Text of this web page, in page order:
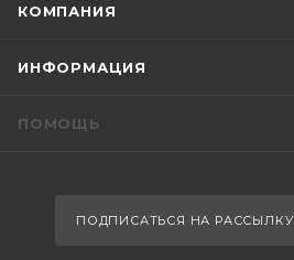
КОМПАНИЯ
ИНФОРМАЦИЯ
ПОМОЩЬ
ПОДПИСАТЬСЯ НА РАССЫЛКУ